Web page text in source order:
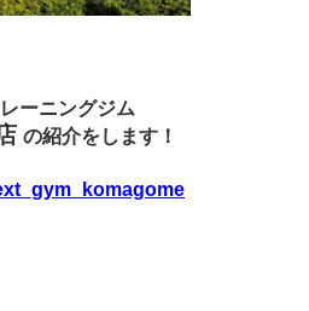
ーニングジム
の紹介をします！